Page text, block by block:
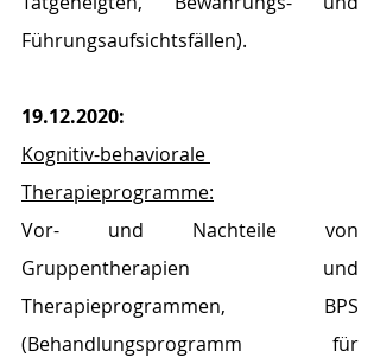
Führungsaufsichtsfällen).
19.12.2020:
Kognitiv-behaviorale
Therapieprogramme:
Vor- und Nachteile von
Gruppentherapien und
Therapieprogrammen, BPS
(Behandlungsprogramm für